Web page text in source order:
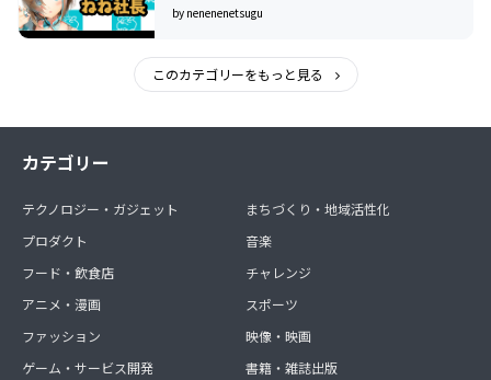
by nenenenetsugu
このカテゴリーをもっと見る
カテゴリー
テクノロジー・ガジェット
プロダクト
フード・飲食店
アニメ・漫画
ファッション
ゲーム・サービス開発
まちづくり・地域活性化
音楽
チャレンジ
スポーツ
映像・映画
書籍・雑誌出版